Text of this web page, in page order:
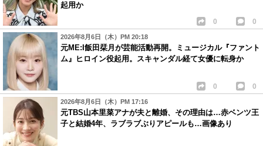
起用か
0 0
2026年8月6日（木）PM 20:18
元ME:I飯田栞月が芸能活動再開。ミュージカル『ファント
ム』ヒロイン役起用。スキャンダル経て女優に転身か
0 0
2026年8月6日（木）PM 17:16
元TBS山本里菜アナが夫と離婚、その理由は…赤ベンツ王
子と結婚4年、ラブラブぶりアピールも…画像あり